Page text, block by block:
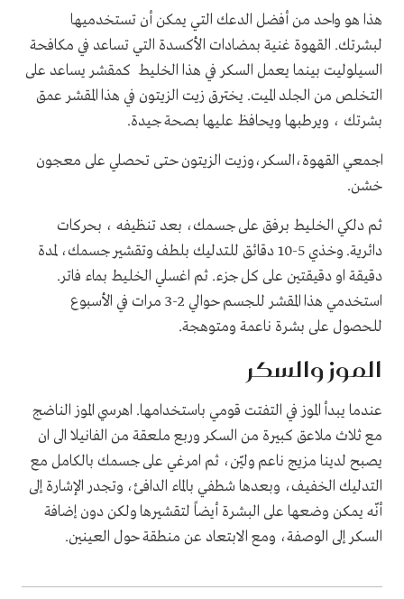
هذا هو واحد من أفضل الدعك التي يمكن أن تستخدميها
لبشرتك. القهوة غنية بمضادات الأكسدة التي تساعد في مكافحة
السيلوليت بينما يعمل السكر في هذا الخليط كمقشر يساعد على
التخلص من الجلد الميت. يخترق زيت الزيتون في هذا المقشر عمق
بشرتك ، ويرطبها ويحافظ عليها بصحة جيدة.
اجمعي القهوة،السكر،وزيت الزيتون حتى تحصلي على معجون
خشن.
ثم دلكي الخليط برفق على جسمك، بعد تنظيفه ، بحركات
دائرية. وخذي 5-10 دقائق للتدليك بلطف وتقشير جسمك، لمدة
دقيقة او دقيقتين على كل جزء. ثم اغسلي الخليط بماء فاتر.
استخدمي هذا المقشر للجسم حوالي 2-3 مرات في الأسبوع
للحصول على بشرة ناعمة ومتوهجة.
الموز والسكر
عندما يبدأ الموز في التفتت قومي باستخدامها. اهرسي الموز الناضج
مع ثلاث ملاعق كبيرة من السكر وربع ملعقة من الفانيلا الى ان
يصبح لدينا مزيج ناعم وليّن، ثم امرغي على جسمك بالكامل مع
التدليك الخفيف، وبعدها شطفي بالماء الدافئ، وتجدر الإشارة إلى
أنّه يمكن وضعها على البشرة أيضاً لتقشيرها ولكن دون إضافة
السكر إلى الوصفة، ومع الابتعاد عن منطقة حول العينين.